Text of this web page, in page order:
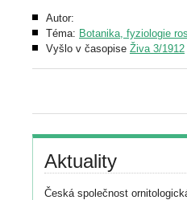
Autor:
Téma: Botanika, fyziologie
Vyšlo v časopise Živa 3/1912
Aktuality
Česká společnost